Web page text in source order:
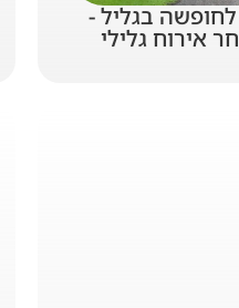
בגליל -
אירוח גלילי